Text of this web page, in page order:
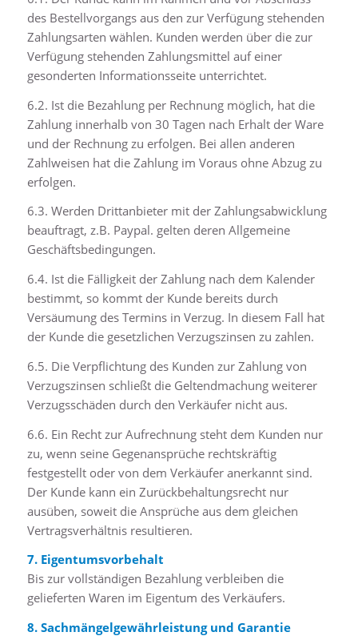
des Bestellvorgangs aus den zur Verfügung stehenden
Zahlungsarten wählen. Kunden werden über die zur
Verfügung stehenden Zahlungsmittel auf einer
gesonderten Informationsseite unterrichtet.
6.2. Ist die Bezahlung per Rechnung möglich, hat die
Zahlung innerhalb von 30 Tagen nach Erhalt der Ware
und der Rechnung zu erfolgen. Bei allen anderen
Zahlweisen hat die Zahlung im Voraus ohne Abzug zu
erfolgen.
6.3. Werden Drittanbieter mit der Zahlungsabwicklung
beauftragt, z.B. Paypal. gelten deren Allgemeine
Geschäftsbedingungen.
6.4. Ist die Fälligkeit der Zahlung nach dem Kalender
bestimmt, so kommt der Kunde bereits durch
Versäumung des Termins in Verzug. In diesem Fall hat
der Kunde die gesetzlichen Verzugszinsen zu zahlen.
6.5. Die Verpflichtung des Kunden zur Zahlung von
Verzugszinsen schließt die Geltendmachung weiterer
Verzugsschäden durch den Verkäufer nicht aus.
6.6. Ein Recht zur Aufrechnung steht dem Kunden nur
zu, wenn seine Gegenansprüche rechtskräftig
festgestellt oder von dem Verkäufer anerkannt sind.
Der Kunde kann ein Zurückbehaltungsrecht nur
ausüben, soweit die Ansprüche aus dem gleichen
Vertragsverhältnis resultieren.
7. Eigentumsvorbehalt
Bis zur vollständigen Bezahlung verbleiben die
gelieferten Waren im Eigentum des Verkäufers.
8. Sachmängelgewährleistung und Garantie